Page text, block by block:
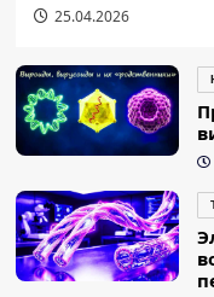
25.04.2026